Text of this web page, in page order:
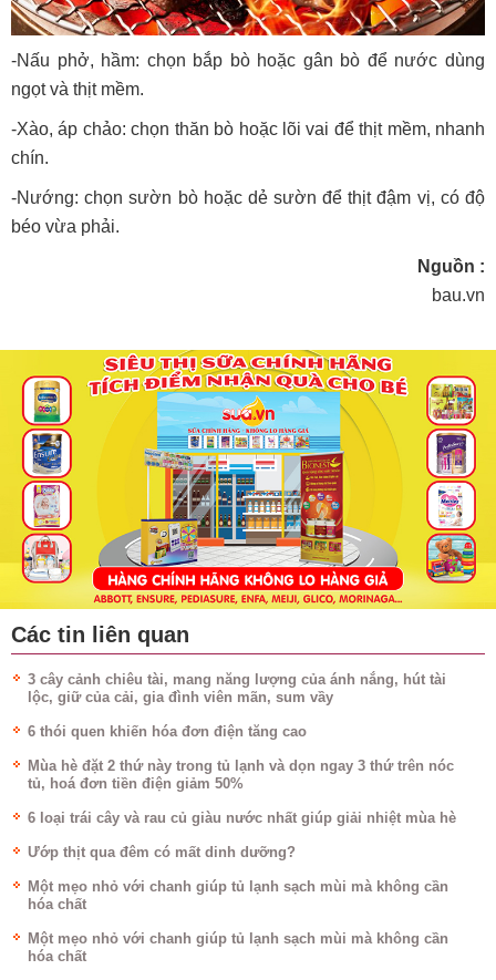
-Nấu phở, hầm: chọn bắp bò hoặc gân bò để nước dùng
ngọt và thịt mềm.
-Xào, áp chảo: chọn thăn bò hoặc lõi vai để thịt mềm, nhanh
chín.
-Nướng: chọn sườn bò hoặc dẻ sườn để thịt đậm vị, có độ
béo vừa phải.
Nguồn :
bau.vn
Các tin liên quan
3 cây cảnh chiêu tài, mang năng lượng của ánh nắng, hút tài
lộc, giữ của cải, gia đình viên mãn, sum vầy
6 thói quen khiến hóa đơn điện tăng cao
Mùa hè đặt 2 thứ này trong tủ lạnh và dọn ngay 3 thứ trên nóc
tủ, hoá đơn tiền điện giảm 50%
6 loại trái cây và rau củ giàu nước nhất giúp giải nhiệt mùa hè
Ướp thịt qua đêm có mất dinh dưỡng?
Một mẹo nhỏ với chanh giúp tủ lạnh sạch mùi mà không cần
hóa chất
Một mẹo nhỏ với chanh giúp tủ lạnh sạch mùi mà không cần
hóa chất